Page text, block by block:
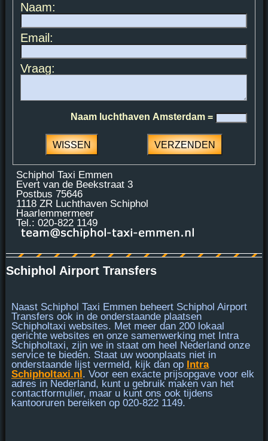
Naam:
Email:
Vraag:
Naam luchthaven Amsterdam =
Schiphol Taxi Emmen
Evert van de Beekstraat 3
Postbus 75646
1118 ZR Luchthaven Schiphol
Haarlemmermeer
Tel.: 020-822 1149
Schiphol Airport Transfers
Naast Schiphol Taxi Emmen beheert Schiphol Airport
Transfers ook in de onderstaande plaatsen
Schipholtaxi websites. Met meer dan 200 lokaal
gerichte websites en onze samenwerking met Intra
Schipholtaxi, zijn we in staat om heel Nederland onze
service te bieden. Staat uw woonplaats niet in
onderstaande lijst vermeld, kijk dan op Intra
Schipholtaxi.nl. Voor een exacte prijsopgave voor elk
adres in Nederland, kunt u gebruik maken van het
contactformulier, maar u kunt ons ook tijdens
kantooruren bereiken op 020-822 1149.